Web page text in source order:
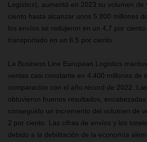
Logistics), aumentó en 2023 su volumen de
ciento hasta alcanzar unos 5.800 millones
los envíos se redujeron en un 4,7 por ciento
transportado en un 6,5 por ciento.
La Business Line European Logistics
ventas casi constante en 4.400 millones de
comparación con el año récord de 2022.
obtuvieron buenos resultados,
conseguido un incremento del volumen de
2 por ciento. Las cifras de envíos y los
debido a la debilitación de la economía